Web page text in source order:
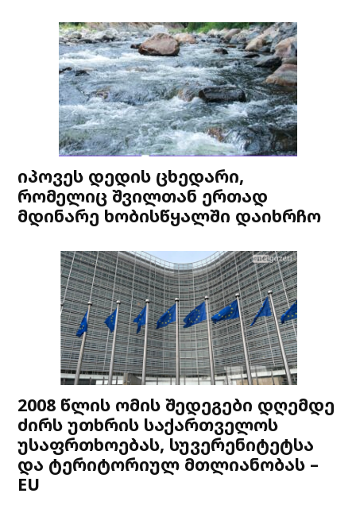
იპოვეს დედის ცხედარი,
რომელიც შვილთან ერთად
მდინარე ხობისწყალში დაიხრჩო
2008 წლის ომის შედეგები დღემდე
ძირს უთხრის საქართველოს
უსაფრთხოებას, სუვერენიტეტსა
და ტერიტორიულ მთლიანობას –
EU